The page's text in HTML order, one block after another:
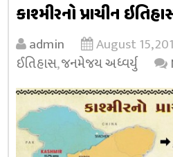
કાશ્મીરનો પ્રાચીન
admin August 15,
ઈતિહાસ,જનમેજય અધ્વર્યુ